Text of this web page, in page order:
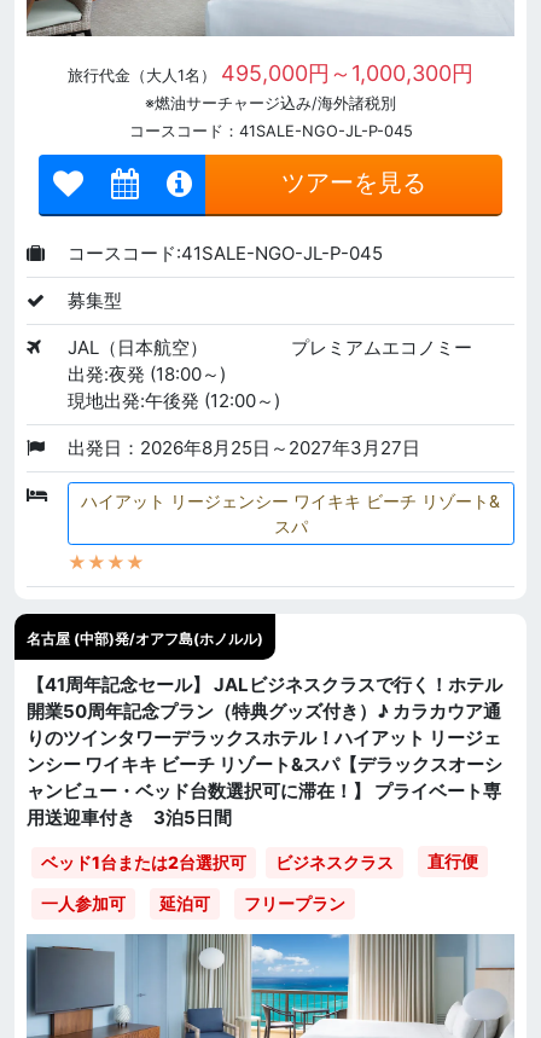
旅行代金（大人1名） 495,000円～1,000,300円
※燃油サーチャージ込み/海外諸税別
コースコード：41SALE-NGO-JL-P-045
ツアーを見る
コースコード:41SALE-NGO-JL-P-045
募集型
JAL（日本航空）
プレミアムエコノミー
出発:夜発 (18:00～)
現地出発:午後発 (12:00～)
出発日：2026年8月25日～2027年3月27日
ハイアット リージェンシー ワイキキ ビーチ リゾート&
スパ
★★★★
名古屋 (中部)発/オアフ島(ホノルル)
【41周年記念セール】 JALビジネスクラスで行く！ホテル
開業50周年記念プラン（特典グッズ付き）♪ カラカウア通
りのツインタワーデラックスホテル！ハイアット リージェ
ンシー ワイキキ ビーチ リゾート&スパ【デラックスオーシ
ャンビュー・ベッド台数選択可に滞在！】 プライベート専
用送迎車付き 3泊5日間
ベッド1台または2台選択可 ビジネスクラス 直行便
一人参加可 延泊可 フリープラン